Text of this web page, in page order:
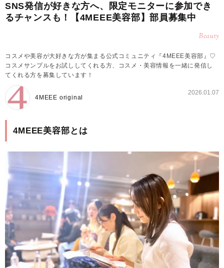
SNS発信が好きな方へ、限定モニターに参加でき
るチャンスも！【4MEEE美容部】部員募集中
Beauty
コスメや美容が大好きな方が集まる公式コミュニティ『4MEEE美容部』♡
コスメサンプルをお試ししてくれる方、コスメ・美容情報を一緒に発信し
てくれる方を募集しています！
4MEEE original
2026.01.07
4MEEE美容部とは